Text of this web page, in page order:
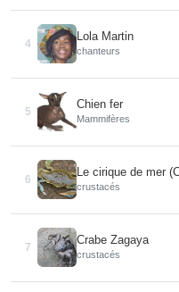
4
Lola Martin
chanteurs
5
Chien fer
Mammifères
6
Le cirique de mer
crustacés
7
Crabe Zagaya
crustacés